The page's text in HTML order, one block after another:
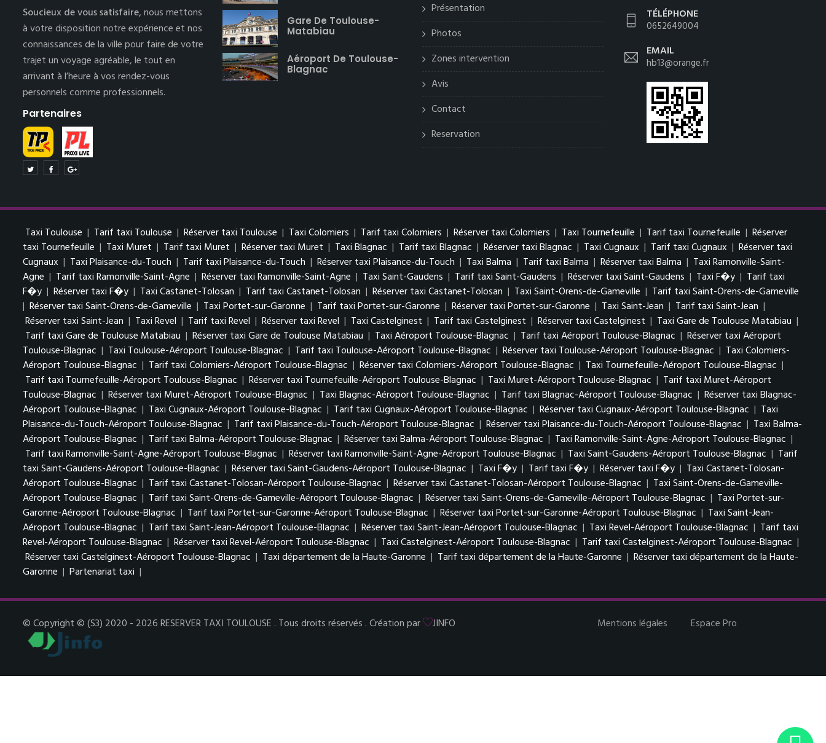
Soucieux de vous satisfaire,nous mettons
à votre disposition notre expérience et nos
connaissances de la ville pour faire de votre
trajet un voyage agréable, le tout en
arrivant à l’heure à vos rendez-vous
personnels comme professionnels.
Partenaires
Gare De Toulouse-
Matabiau
Aéroport De Toulouse-
Blagnac
Présentation
Photos
Zones intervention
Avis
Contact
Reservation
TÉLÉPHONE
0652649004
EMAIL
hb13@orange.fr
Taxi Toulouse | Tarif taxi Toulouse | Réserver taxi Toulouse | Taxi Colomiers | Tarif taxi Colomiers | Réserver taxi Colomiers | Taxi Tournefeuille | Tarif taxi Tournefeuille | Réserver
taxi Tournefeuille | Taxi Muret | Tarif taxi Muret | Réserver taxi Muret | Taxi Blagnac | Tarif taxi Blagnac | Réserver taxi Blagnac | Taxi Cugnaux | Tarif taxi Cugnaux | Réserver taxi
Cugnaux | Taxi Plaisance-du-Touch | Tarif taxi Plaisance-du-Touch | Réserver taxi Plaisance-du-Touch | Taxi Balma | Tarif taxi Balma | Réserver taxi Balma | Taxi Ramonville-Saint-
Agne | Tarif taxi Ramonville-Saint-Agne | Réserver taxi Ramonville-Saint-Agne | Taxi Saint-Gaudens | Tarif taxi Saint-Gaudens | Réserver taxi Saint-Gaudens | Taxi F�y | Tarif taxi
F�y | Réserver taxi F�y | Taxi Castanet-Tolosan | Tarif taxi Castanet-Tolosan | Réserver taxi Castanet-Tolosan | Taxi Saint-Orens-de-Gameville | Tarif taxi Saint-Orens-de-Gameville
| Réserver taxi Saint-Orens-de-Gameville | Taxi Portet-sur-Garonne | Tarif taxi Portet-sur-Garonne | Réserver taxi Portet-sur-Garonne | Taxi Saint-Jean | Tarif taxi Saint-Jean |
Réserver taxi Saint-Jean | Taxi Revel | Tarif taxi Revel | Réserver taxi Revel | Taxi Castelginest | Tarif taxi Castelginest | Réserver taxi Castelginest | Taxi Gare de Toulouse Matabiau |
Tarif taxi Gare de Toulouse Matabiau | Réserver taxi Gare de Toulouse Matabiau | Taxi Aéroport Toulouse-Blagnac | Tarif taxi Aéroport Toulouse-Blagnac | Réserver taxi Aéroport
Toulouse-Blagnac | Taxi Toulouse-Aéroport Toulouse-Blagnac | Tarif taxi Toulouse-Aéroport Toulouse-Blagnac | Réserver taxi Toulouse-Aéroport Toulouse-Blagnac | Taxi Colomiers-
Aéroport Toulouse-Blagnac | Tarif taxi Colomiers-Aéroport Toulouse-Blagnac | Réserver taxi Colomiers-Aéroport Toulouse-Blagnac | Taxi Tournefeuille-Aéroport Toulouse-Blagnac |
Tarif taxi Tournefeuille-Aéroport Toulouse-Blagnac | Réserver taxi Tournefeuille-Aéroport Toulouse-Blagnac | Taxi Muret-Aéroport Toulouse-Blagnac | Tarif taxi Muret-Aéroport
Toulouse-Blagnac | Réserver taxi Muret-Aéroport Toulouse-Blagnac | Taxi Blagnac-Aéroport Toulouse-Blagnac | Tarif taxi Blagnac-Aéroport Toulouse-Blagnac | Réserver taxi Blagnac-
Aéroport Toulouse-Blagnac | Taxi Cugnaux-Aéroport Toulouse-Blagnac | Tarif taxi Cugnaux-Aéroport Toulouse-Blagnac | Réserver taxi Cugnaux-Aéroport Toulouse-Blagnac | Taxi
Plaisance-du-Touch-Aéroport Toulouse-Blagnac | Tarif taxi Plaisance-du-Touch-Aéroport Toulouse-Blagnac | Réserver taxi Plaisance-du-Touch-Aéroport Toulouse-Blagnac | Taxi Balma-
Aéroport Toulouse-Blagnac | Tarif taxi Balma-Aéroport Toulouse-Blagnac | Réserver taxi Balma-Aéroport Toulouse-Blagnac | Taxi Ramonville-Saint-Agne-Aéroport Toulouse-Blagnac |
Tarif taxi Ramonville-Saint-Agne-Aéroport Toulouse-Blagnac | Réserver taxi Ramonville-Saint-Agne-Aéroport Toulouse-Blagnac | Taxi Saint-Gaudens-Aéroport Toulouse-Blagnac | Tarif
taxi Saint-Gaudens-Aéroport Toulouse-Blagnac | Réserver taxi Saint-Gaudens-Aéroport Toulouse-Blagnac | Taxi F�y | Tarif taxi F�y | Réserver taxi F�y | Taxi Castanet-Tolosan-
Aéroport Toulouse-Blagnac | Tarif taxi Castanet-Tolosan-Aéroport Toulouse-Blagnac | Réserver taxi Castanet-Tolosan-Aéroport Toulouse-Blagnac | Taxi Saint-Orens-de-Gameville-
Aéroport Toulouse-Blagnac | Tarif taxi Saint-Orens-de-Gameville-Aéroport Toulouse-Blagnac | Réserver taxi Saint-Orens-de-Gameville-Aéroport Toulouse-Blagnac | Taxi Portet-sur-
Garonne-Aéroport Toulouse-Blagnac | Tarif taxi Portet-sur-Garonne-Aéroport Toulouse-Blagnac | Réserver taxi Portet-sur-Garonne-Aéroport Toulouse-Blagnac | Taxi Saint-Jean-
Aéroport Toulouse-Blagnac | Tarif taxi Saint-Jean-Aéroport Toulouse-Blagnac | Réserver taxi Saint-Jean-Aéroport Toulouse-Blagnac | Taxi Revel-Aéroport Toulouse-Blagnac | Tarif taxi
Revel-Aéroport Toulouse-Blagnac | Réserver taxi Revel-Aéroport Toulouse-Blagnac | Taxi Castelginest-Aéroport Toulouse-Blagnac | Tarif taxi Castelginest-Aéroport Toulouse-Blagnac |
Réserver taxi Castelginest-Aéroport Toulouse-Blagnac | Taxi département de la Haute-Garonne | Tarif taxi département de la Haute-Garonne | Réserver taxi département de la Haute-
Garonne | Partenariat taxi |
© Copyright © (S3) 2020 - 2026 RESERVER TAXI TOULOUSE . Tous droits réservés . Création par JINFO Mentions légales Espace Pro